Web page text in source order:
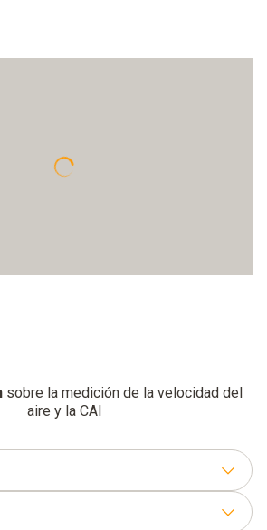
sobre la medición de la velocidad del
aire y la CAI